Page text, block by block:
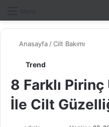
Anasayfa /Cilt Bakımı
Trend
8 Farklı
İle Cilt